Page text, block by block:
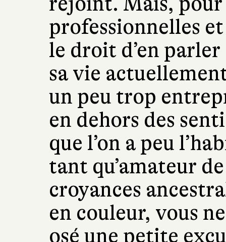
professionnelles et
le droit d’en
sa vie
un peu trop
en dehors des
que l’on a peu
tant qu’amateur
croyances
en couleur, vous
osé une petite